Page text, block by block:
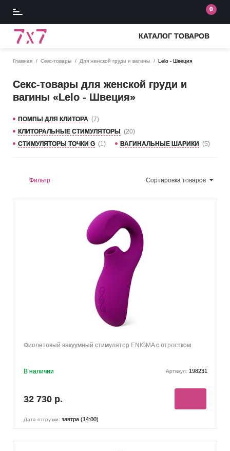
0
КАТАЛОГ ТОВАРОВ
Главная Секс-товары Для женской груди и вагины Lelo - Швеция
Секс-товары для женской груди и
вагины «Lelo - Швеция»
ПОМПЫ ДЛЯ КЛИТОРА (7)
КЛИТОРАЛЬНЫЕ СТИМУЛЯТОРЫ (20)
СТИМУЛЯТОРЫ ТОЧКИ G (1) ВАГИНАЛЬНЫЕ ШАРИКИ (5)
Фильтр Сортировка товаров
Фиолетовый вакуумный стимулятор ENIGMA с отростком
В наличии Артикул: 198231
32 730 р.
Дата отгрузки: завтра (14:00)